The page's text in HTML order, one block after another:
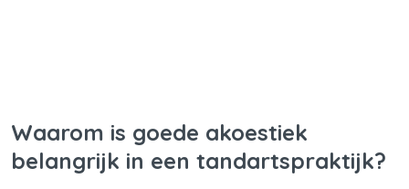
Waarom is goede akoestiek
belangrijk in een tandartspraktijk?